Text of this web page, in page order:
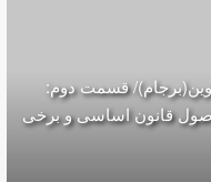
وین(برجام)/ قسمت دوم:
قانون اساسی و برخی